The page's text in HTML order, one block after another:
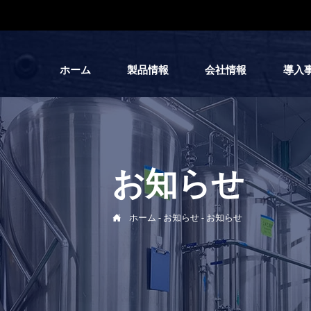
ホーム 製品情報 会社情報 導入
お知らせ
 ホーム - お知らせ - お知らせ